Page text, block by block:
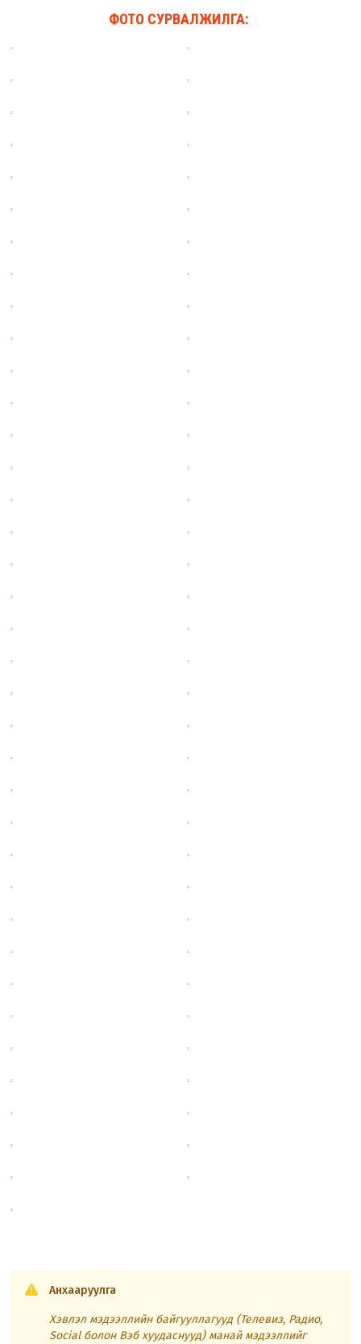
ФОТО СУРВАЛЖИЛГА:
Анхааруулга
Хэвлэл мэдээллийн байгууллагууд (Телевиз, Радио,
Social болон Вэб хуудаснууд) манай мэдээллийг